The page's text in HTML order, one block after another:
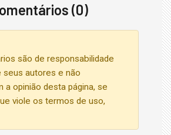
(0)
são de responsabilidade
seus autores e não
a opinião desta página, se
viole os termos de uso,